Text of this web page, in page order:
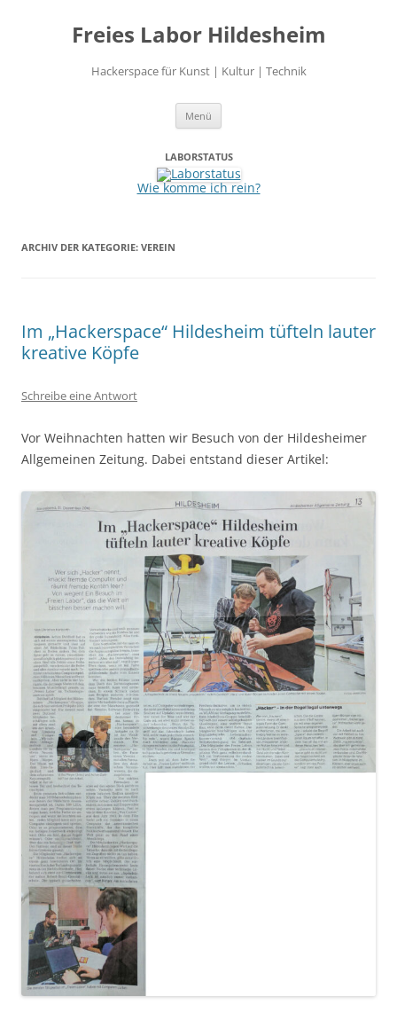
Freies Labor Hildesheim
Hackerspace für Kunst | Kultur | Technik
Menü
LABORSTATUS
Wie komme ich rein?
ARCHIV DER KATEGORIE: VEREIN
Im „Hackerspace“ Hildesheim tüfteln lauter
kreative Köpfe
Schreibe eine Antwort
Vor Weihnachten hatten wir Besuch von der Hildesheimer
Allgemeinen Zeitung. Dabei entstand dieser Artikel: